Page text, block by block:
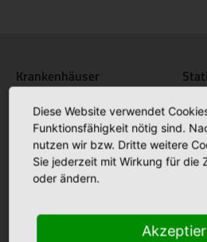
Krankenhäuser
Bonifatius Hospital Lingen
Borromäus Hospital Leer
Hümmling Hospital Sögel
Marien Hospital Papenburg
+ St.
+
+
Diese Website verwendet
Funktionsfähigkeit nötig sind.
nutzen wir bzw. Dritte weitere
Sie jederzeit mit Wirkung für die
oder ändern.